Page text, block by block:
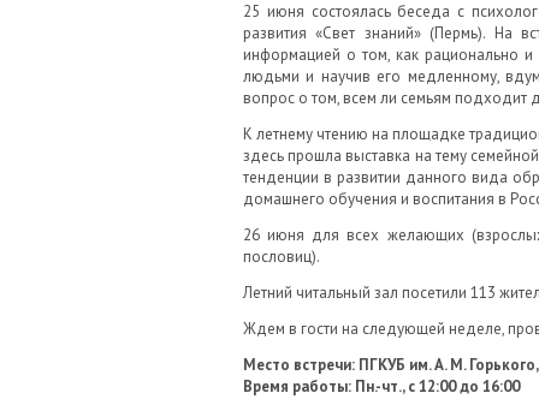
25 июня состоялась беседа с
развития «Свет знаний» (Пермь). На
информацией о том, как рационально
людьми и научив его медленному,
вопрос о том, всем ли семьям подходит
К летнему чтению на площадке
здесь прошла выставка на тему
тенденции в развитии данного вида
домашнего обучения и воспитания в
26 июня для всех желающих
пословиц).
Летний читальный зал посетили 113
Ждем в гости на следующей неделе,
Место встречи: ПГКУБ им. А. М.
Время работы: Пн.-чт., с 12:00 до 16:00